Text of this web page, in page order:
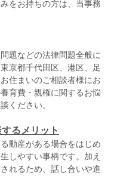
をお持ちの方は、当事務
題などの法律問題全般に
京都千代田区、港区、足
住まいのご相談者様にお
育費・親権に関するお悩
ください。
るメリット
動産がある場合をはじめ
しやすい事柄です。加え
れるため、話し合いや進